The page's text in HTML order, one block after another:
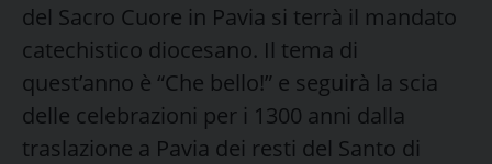
del Sacro Cuore in Pavia si terrà il mandato
catechistico diocesano. Il tema di
quest’anno è “Che bello!” e seguirà la scia
delle celebrazioni per i 1300 anni dalla
traslazione a Pavia dei resti del Santo di